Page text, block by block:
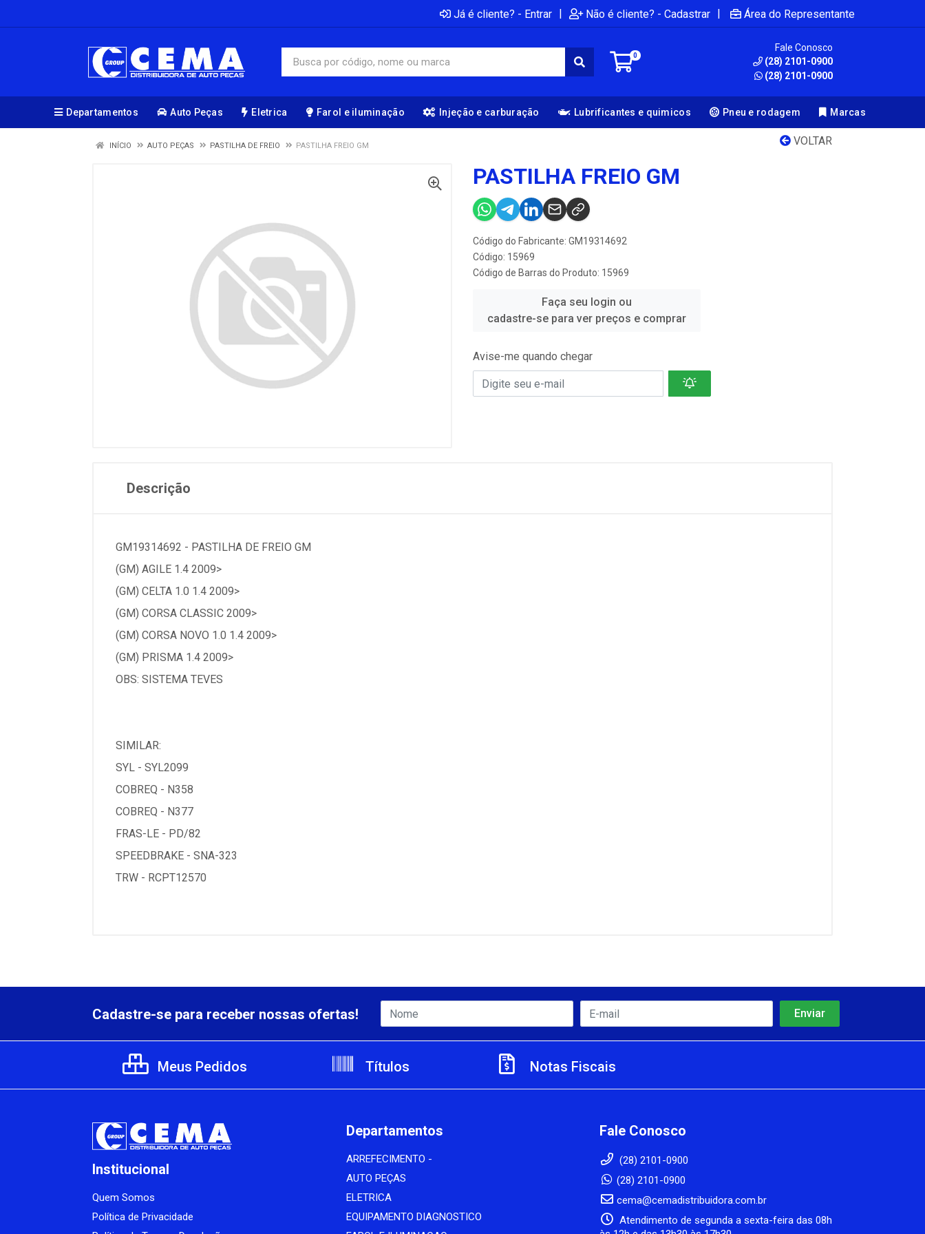
Já é cliente? - Entrar | Não é cliente? - Cadastrar | Área do Representante
0
Fale Conosco
(28) 2101-0900
(28) 2101-0900
Departamentos Auto Peças Eletrica Farol e iluminação Injeção e carburação Lubrificantes e quimicos Pneu e rodagem Marcas
VOLTAR
INÍCIO AUTO PEÇAS PASTILHA DE FREIO PASTILHA FREIO GM
PASTILHA FREIO GM
Código do Fabricante: GM19314692
Código: 15969
Código de Barras do Produto: 15969
Faça seu login ou
cadastre-se para ver preços e comprar
Avise-me quando chegar
Descrição
GM19314692 - PASTILHA DE FREIO GM
(GM) AGILE 1.4 2009>
(GM) CELTA 1.0 1.4 2009>
(GM) CORSA CLASSIC 2009>
(GM) CORSA NOVO 1.0 1.4 2009>
(GM) PRISMA 1.4 2009>
OBS: SISTEMA TEVES
SIMILAR:
SYL - SYL2099
COBREQ - N358
COBREQ - N377
FRAS-LE - PD/82
SPEEDBRAKE - SNA-323
TRW - RCPT12570
Cadastre-se para receber nossas ofertas!
Meus Pedidos Títulos Notas Fiscais
Institucional
Quem Somos
Política de Privacidade
Departamentos
ARREFECIMENTO -
AUTO PEÇAS
ELETRICA
EQUIPAMENTO DIAGNOSTICO
Fale Conosco
(28) 2101-0900
(28) 2101-0900
cema@cemadistribuidora.com.br
Atendimento de segunda a sexta-feira das 08h